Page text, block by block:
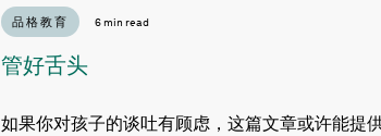
品格教育 6 min read
管好舌头
如果你对孩子的谈吐有顾虑，这篇文章或许能提